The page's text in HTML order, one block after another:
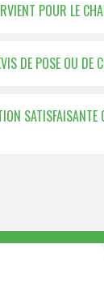
POUR LE
DE POSE OU DE